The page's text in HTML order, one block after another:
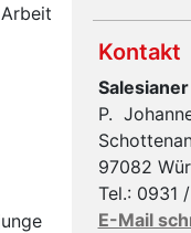
Kontakt
P.
97082
Tel.: 0931
E-Mail